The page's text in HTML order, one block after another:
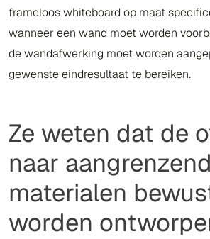
frameloos whiteboard op maat
wanneer een wand moet worden
de wandafwerking moet worden
gewenste eindresultaat te bereiken.
Ze weten dat de
naar
materialen
worden